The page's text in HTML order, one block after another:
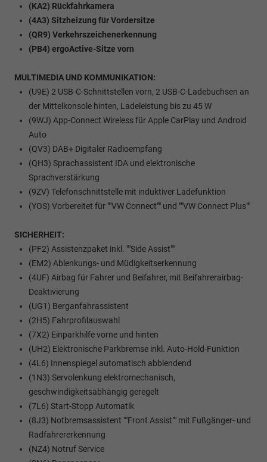
(KA2) Rückfahrkamera
(4A3) Sitzheizung für Vordersitze
(QR9) Verkehrszeichenerkennung
(PB4) ergoActive-Sitze vorn
MULTIMEDIA UND KOMMUNIKATION:
(U9E) 2 USB-C-Schnittstellen vorn, 2 USB-C-Ladebuchsen an
der Mittelkonsole hinten, Ladeleistung bis zu 45 W
(9WJ) App-Connect Wireless für Apple CarPlay und Android
Auto
(QV3) DAB+ Digitaler Radioempfang
(QH3) Sprachassistent IDA und elektronische
Sprachverstärkung
(9ZV) Telefonschnittstelle mit induktiver Ladefunktion
(YOS) Vorbereitet für ""VW Connect"" und ""VW Connect Plus""
SICHERHEIT:
(PF2) Assistenzpaket inkl. ""Side Assist""
(EM2) Ablenkungs- und Müdigkeitserkennung
(4UF) Airbag für Fahrer und Beifahrer, mit Beifahrerairbag-
Deaktivierung
(UG1) Berganfahrassistent
(2H5) Fahrprofilauswahl
(7X2) Einparkhilfe vorne und hinten
(UH2) Elektronische Parkbremse inkl. Auto-Hold-Funktion
(4L6) Innenspiegel automatisch abblendend
(1N3) Servolenkung elektromechanisch,
geschwindigkeitsabhängig geregelt
(7L6) Start-Stopp Automatik
(8J3) Notbremsassistent ""Front Assist"" mit Fußgänger- und
Radfahrererkennung
(NZ4) Notruf Service